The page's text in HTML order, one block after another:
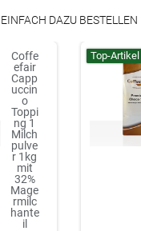
EINFACH DAZU BESTELLEN
Coffe
efair
Capp
uccin
o
Toppi
ng 1
Milch
pulve
r 1kg
mit
32%
Mage
rmilc
hante
il
Top-Artikel